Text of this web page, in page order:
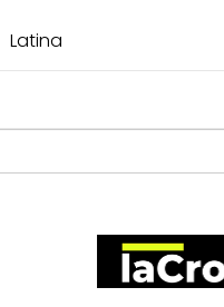
Latina